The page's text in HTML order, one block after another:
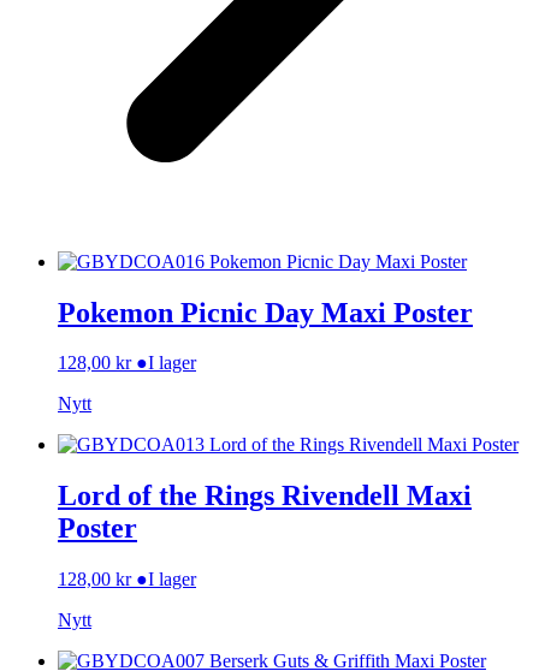
Pokemon Picnic Day Maxi Poster
128,00 kr ●I lager
Nytt
Lord of the Rings Rivendell Maxi
Poster
128,00 kr ●I lager
Nytt